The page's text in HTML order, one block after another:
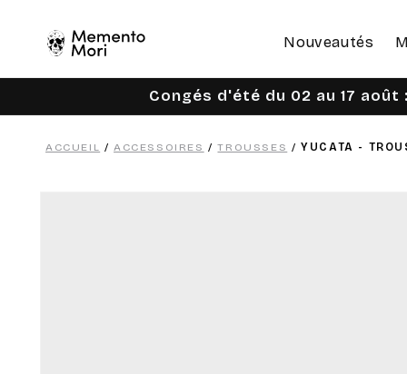
contenu
Nouveautés
Congés d'été du 02 au 17
ACCUEIL / ACCESSOIRES / TROUSSES / YUCATA -